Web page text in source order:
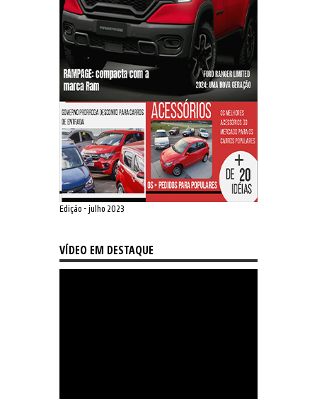
Edição - julho 2023
VÍDEO EM DESTAQUE